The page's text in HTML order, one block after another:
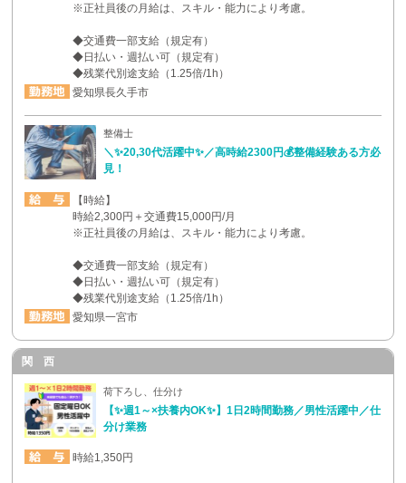
※正社員後の月給は、スキル・能力により考慮。
◆交通費一部支給（規定有）
◆日払い・週払い可（規定有）
◆残業代別途支給（1.25倍/1h）
愛知県長久手市
整備士
＼✨20,30代活躍中✨／高時給2300円💰整備経験ある方必
見！
【時給】
時給2,300円＋交通費15,000円/月
※正社員後の月給は、スキル・能力により考慮。
◆交通費一部支給（規定有）
◆日払い・週払い可（規定有）
◆残業代別途支給（1.25倍/1h）
愛知県一宮市
関 西
荷下ろし、仕分け
【✨週1～×扶養内OK✨】1日2時間勤務／男性活躍中／仕
分け業務
時給1,350円